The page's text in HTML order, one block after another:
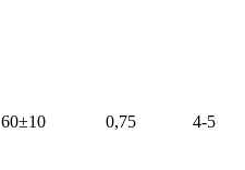
60±10 0,75 4-5